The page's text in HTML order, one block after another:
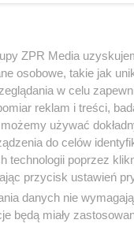
daje
ZPR Media
osobowe, takie jak
w celu
reklam i treści,
używać
do celów
poprzez
przycisk ustawień
danych nie
będą miały